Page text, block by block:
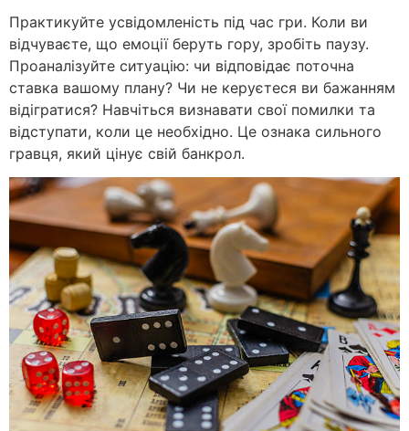
Практикуйте усвідомленість під час гри. Коли ви
відчуваєте, що емоції беруть гору, зробіть паузу.
Проаналізуйте ситуацію: чи відповідає поточна
ставка вашому плану? Чи не керуєтеся ви бажанням
відігратися? Навчіться визнавати свої помилки та
відступати, коли це необхідно. Це ознака сильного
гравця, який цінує свій банкрол.